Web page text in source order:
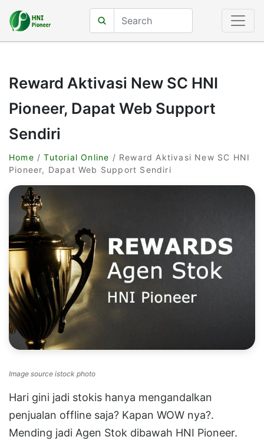
Reward Aktivasi New SC HNI
Pioneer, Dapat Web Support
Sendiri
Home /Tutorial Online / Reward Aktivasi New SC HNI
Pioneer, Dapat Web Support Sendiri
Image source istock photo
Hari gini jadi stokis hanya mengandalkan
penjualan offline saja? Kapan WOW nya?.
Mending jadi Agen Stok dibawah HNI Pioneer.